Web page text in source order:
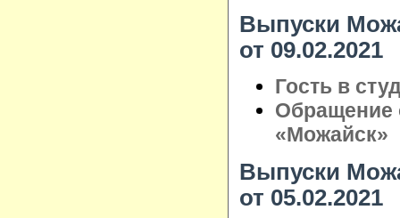
Выпуски
от 09.02.2021
Гость в
Обращение
«Можайск»
Выпуски
от 05.02.2021